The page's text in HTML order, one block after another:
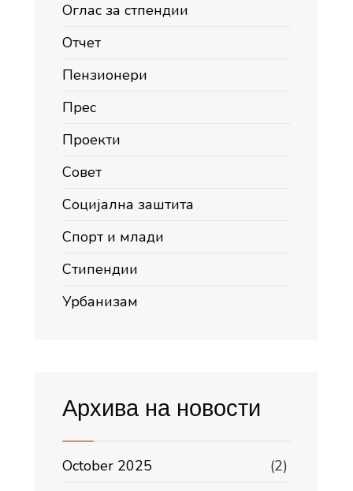
Оглас за стпендии
Отчет
Пензионери
Прес
Проекти
Совет
Социјална заштита
Спорт и млади
Стипендии
Урбанизам
Архива на новости
October 2025
(2)